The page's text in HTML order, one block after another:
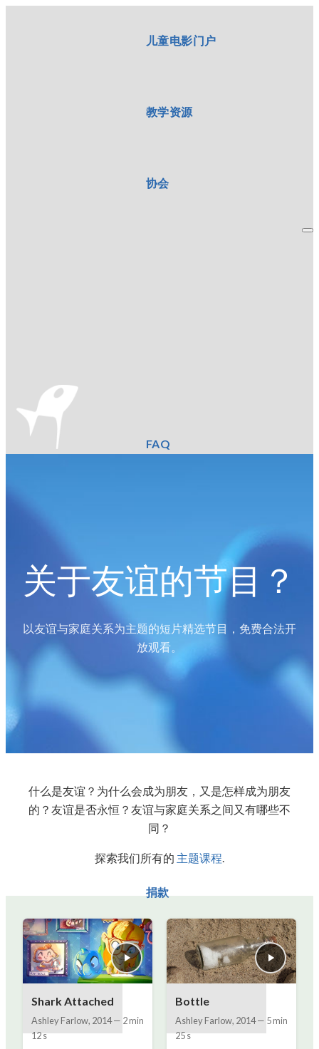
儿童电影门户
教学资源
协会
FAQ
捐款
关于友谊的节目？
以友谊与家庭关系为主题的短片精选节目，免费合法开
放观看。
什么是友谊？为什么会成为朋友，又是怎样成为朋友
的？友谊是否永恒？友谊与家庭关系之间又有哪些不
同？
探索我们所有的 主题课程.
Shark Attached
Ashley Farlow, 2014— 2 min
12 s
Bottle
Ashley Farlow, 2014— 5 min
25 s